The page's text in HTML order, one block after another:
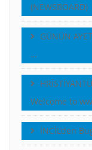
(NEWSBOARD)
GÜNÜN
…
Welcome to
İNCİL’den